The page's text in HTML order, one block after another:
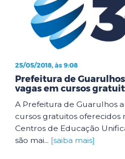
25/05/2018, às 9:08
Prefeitura de
vagas em cursos
A Prefeitura de Guarulhos
cursos gratuitos oferecidos
Centros de Educação
são mai... [saiba mais]